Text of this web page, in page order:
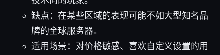
缺点：在某些区域的表现可能不如大型知名品
牌的全球服务器。
适用场景：对价格敏感、喜欢自定义设置的用